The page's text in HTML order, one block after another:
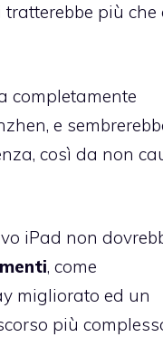
più che
completamente
e
così da non
iPad non
, come
migliorato ed un
più